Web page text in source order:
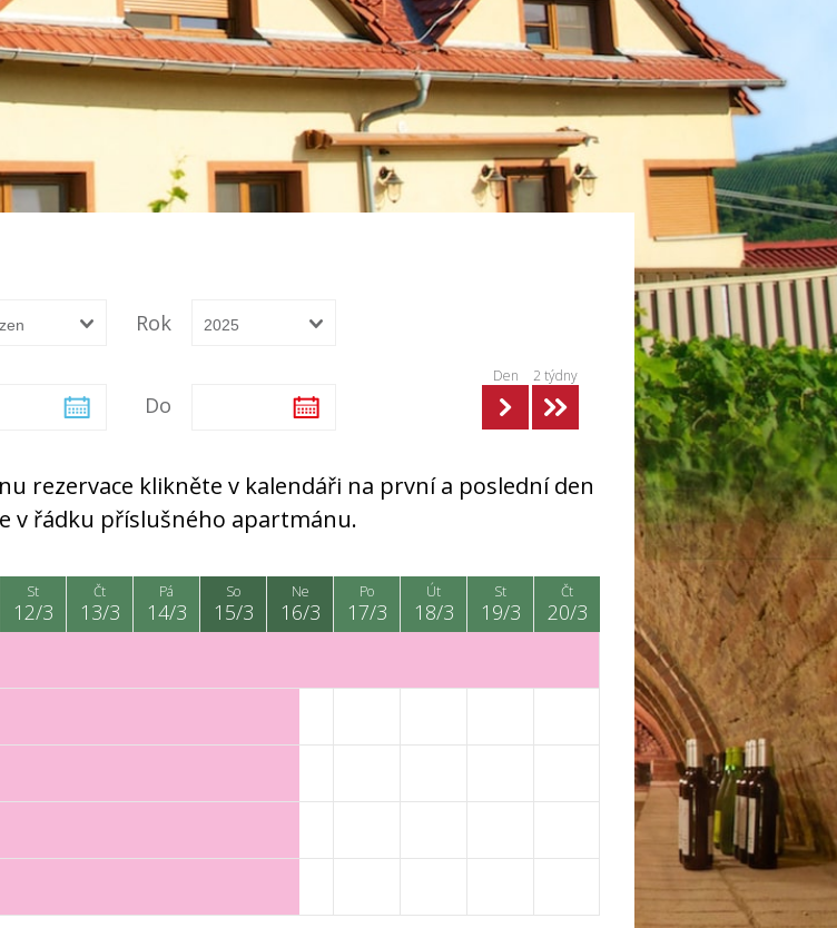
Rok
Do
Den 2 týdny
rezervace klikněte v kalendáři na první a poslední den
v řádku příslušného apartmánu.
St
12/3
Čt
13/3
Pá
14/3
So
15/3
Ne
16/3
Po
17/3
Út
18/3
St
19/3
Čt
20/3